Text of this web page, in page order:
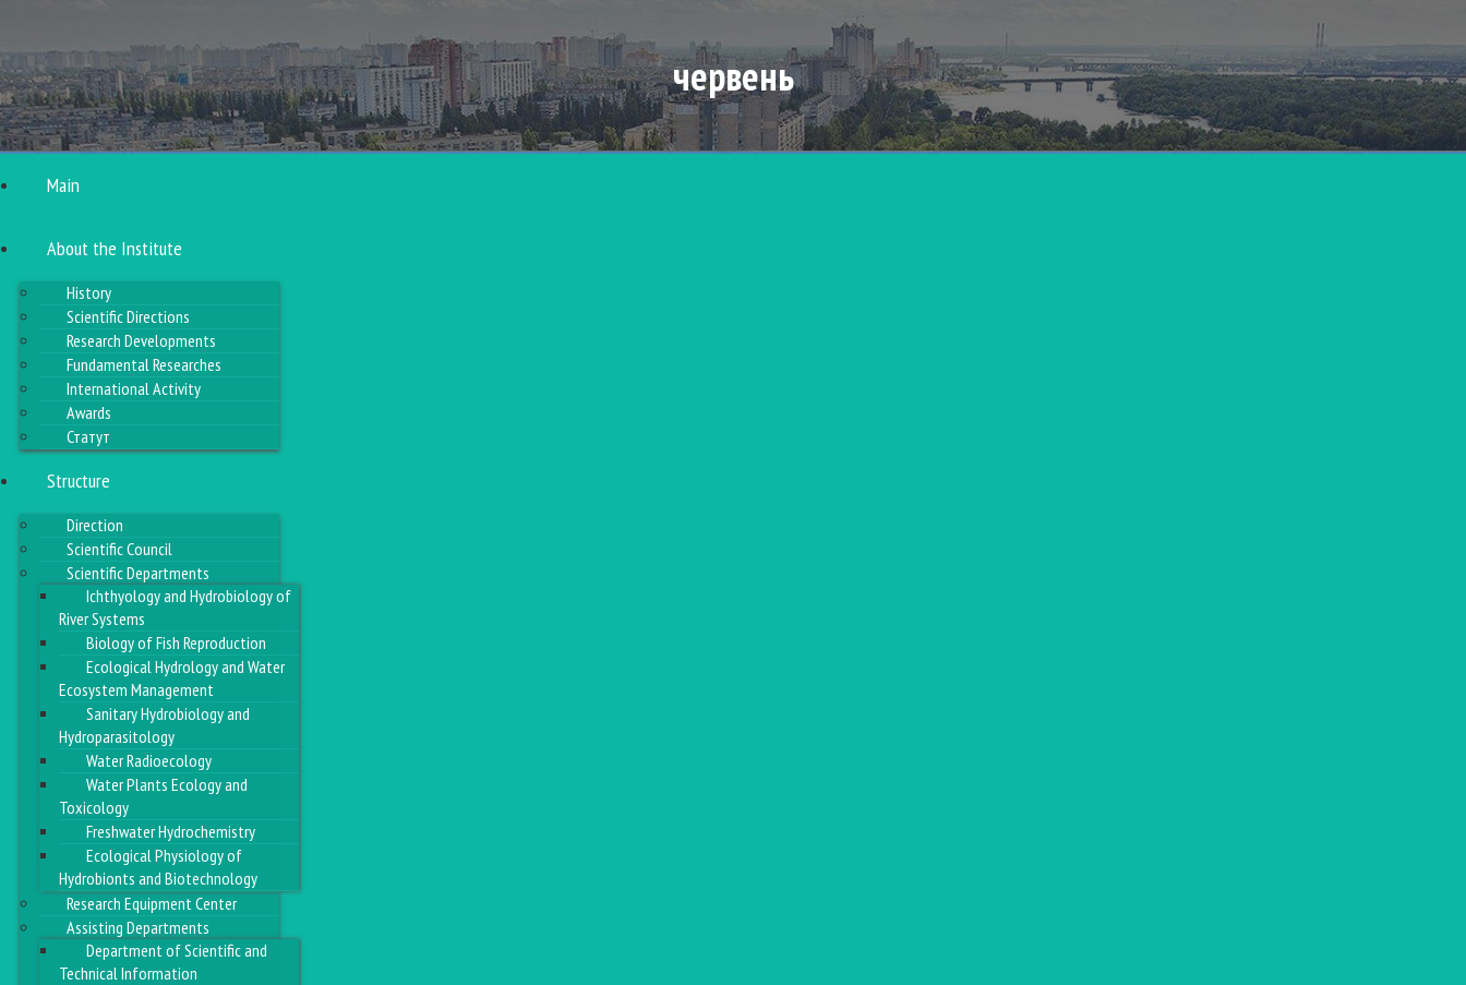
UA EN
Main
About the Institute
History
Scientific Directions
Research Developments
Fundamental Researches
International Activity
Awards
Статут
Structure
Direction
Scientific Council
Scientific Departments
Ichthyology and Hydrobiology of
River Systems
Biology of Fish Reproduction
Ecological Hydrology and Water
Ecosystem Management
Sanitary Hydrobiology and
Hydroparasitology
Water Radioecology
Water Plants Ecology and
Toxicology
Freshwater Hydrochemistry
Ecological Physiology of
Hydrobionts and Biotechnology
Research Equipment Center
Assisting Departments
Department of Scientific and
Technical Information
червень